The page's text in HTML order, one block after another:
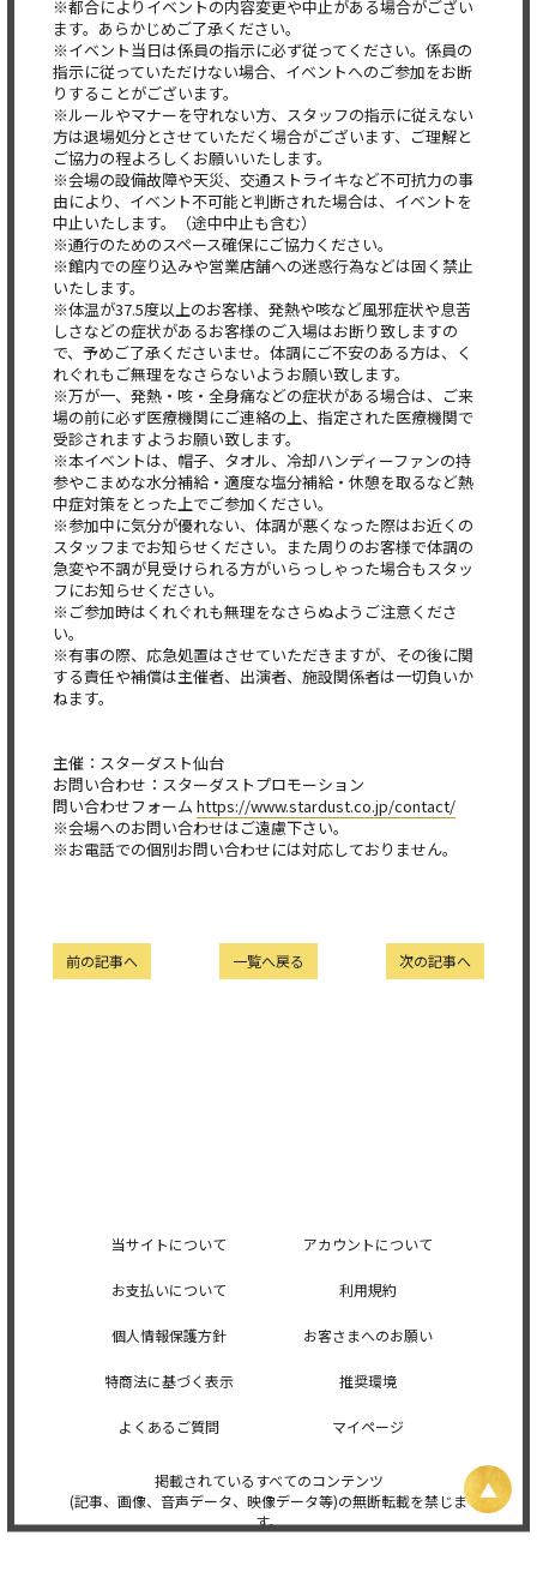
※都合によりイベントの内容変更や中止がある場合がござい
ます。あらかじめご了承ください。
※イベント当日は係員の指示に必ず従ってください。係員の
指示に従っていただけない場合、イベントへのご参加をお断
りすることがございます。
※ルールやマナーを守れない方、スタッフの指示に従えない
方は退場処分とさせていただく場合がございます、ご理解と
ご協力の程よろしくお願いいたします。
※会場の設備故障や天災、交通ストライキなど不可抗力の事
由により、イベント不可能と判断された場合は、イベントを
中止いたします。（途中中止も含む）
※通行のためのスペース確保にご協力ください。
※館内での座り込みや営業店舗への迷惑行為などは固く禁止
いたします。
※体温が37.5度以上のお客様、発熱や咳など風邪症状や息苦
しさなどの症状があるお客様のご入場はお断り致しますの
で、予めご了承くださいませ。体調にご不安のある方は、く
れぐれもご無理をなさらないようお願い致します。
※万が一、発熱・咳・全身痛などの症状がある場合は、ご来
場の前に必ず医療機関にご連絡の上、指定された医療機関で
受診されますようお願い致します。
※本イベントは、帽子、タオル、冷却ハンディーファンの持
参やこまめな水分補給・適度な塩分補給・休憩を取るなど熱
中症対策をとった上でご参加ください。
※参加中に気分が優れない、体調が悪くなった際はお近くの
スタッフまでお知らせください。また周りのお客様で体調の
急変や不調が見受けられる方がいらっしゃった場合もスタッ
フにお知らせください。
※ご参加時はくれぐれも無理をなさらぬようご注意くださ
い。
※有事の際、応急処置はさせていただきますが、その後に関
する責任や補償は主催者、出演者、施設関係者は一切負いか
ねます。
主催：スターダスト仙台
お問い合わせ：スターダストプロモーション
問い合わせフォーム https://www.stardust.co.jp/contact/
※会場へのお問い合わせはご遠慮下さい。
※お電話での個別お問い合わせには対応しておりません。
次の記事へ
一覧へ戻る
前の記事へ
当サイトについて アカウントについて
お支払いについて 利用規約
個人情報保護方針 お客さまへのお願い
特商法に基づく表示 推奨環境
よくあるご質問 マイページ
掲載されているすべてのコンテンツ
(記事、画像、音声データ、映像データ等)の無断転載を禁じま
す。